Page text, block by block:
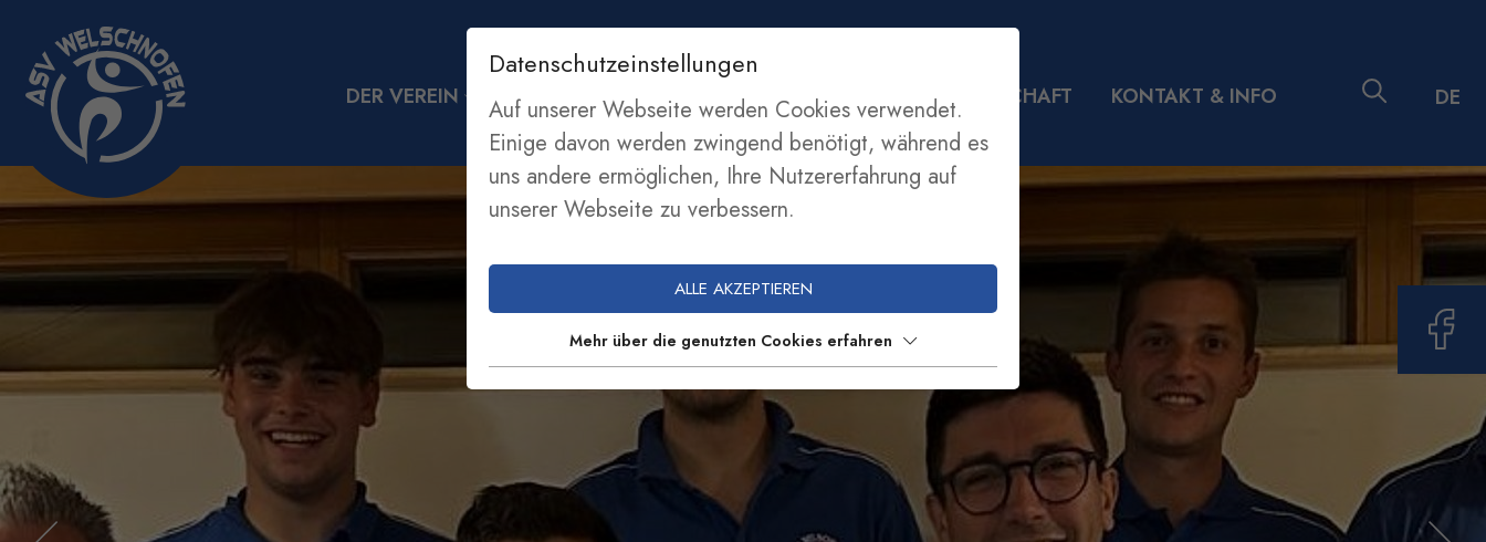
Datenschutzeinstellungen
Auf unserer Webseite werden Cookies verwendet.
Einige davon werden zwingend benötigt, während es
uns andere ermöglichen, Ihre Nutzererfahrung auf
unserer Webseite zu verbessern.
ALLE AKZEPTIEREN
Mehr über die genutzten Cookies erfahren
DER VEREIN SEKTIONEN NEWS SPONSOREN MITGLIEDSCHAFT KONTAKT & INFO DE